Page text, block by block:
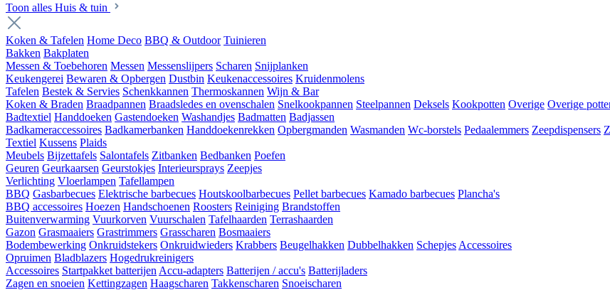
Toon alles Huis & tuin
Koken & Tafelen Home Deco BBQ & Outdoor Tuinieren
Bakken Bakplaten
Messen & Toebehoren Messen Messenslijpers Scharen Snijplanken
Keukengerei Bewaren & Opbergen Dustbin Keukenaccessoires Kruidenmolens
Tafelen Bestek & Servies Schenkkannen Thermoskannen Wijn & Bar
Koken & Braden Braadpannen Braadsledes en ovenschalen Snelkookpannen Steelpannen Deksels Kookpotten Overige Overige
Badtextiel Handdoeken Gastendoeken Washandjes Badmatten Badjassen
Badkameraccessoires Badkamerbanken Handdoekenrekken Opbergmanden Wasmanden Wc-borstels Pedaalemmers Zeepdispensers
Textiel Kussens Plaids
Meubels Bijzettafels Salontafels Zitbanken Bedbanken Poefen
Geuren Geurkaarsen Geurstokjes Interieursprays Zeepjes
Verlichting Vloerlampen Tafellampen
BBQ Gasbarbecues Elektrische barbecues Houtskoolbarbecues Pellet barbecues Kamado barbecues Plancha's
BBQ accessoires Hoezen Handschoenen Roosters Reiniging Brandstoffen
Buitenverwarming Vuurkorven Vuurschalen Tafelhaarden Terrashaarden
Gazon Grasmaaiers Grastrimmers Grasscharen Bosmaaiers
Bodembewerking Onkruidstekers Onkruidwieders Krabbers Beugelhakken Dubbelhakken Schepjes Accessoires
Opruimen Bladblazers Hogedrukreinigers
Accessoires Startpakket batterijen Accu-adapters Batterijen / accu's Batterijladers
Zagen en snoeien Kettingzagen Haagscharen Takkenscharen Snoeischaren